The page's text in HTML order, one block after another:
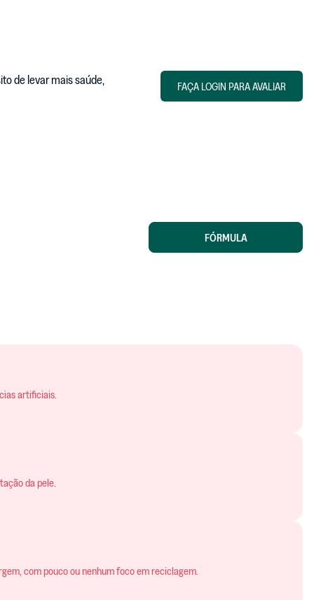
de levar mais saúde, FAÇA LOGIN PARA AVALIAR
FÓRMULA
artificiais.
da pele.
com pouco ou nenhum foco em reciclagem.